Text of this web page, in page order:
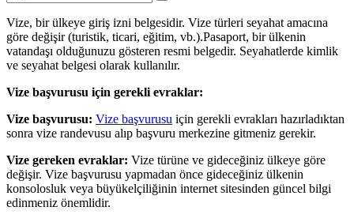
Vize, bir ülkeye giriş izni belgesidir. Vize türleri seyahat amacına
göre değişir (turistik, ticari, eğitim, vb.).Pasaport, bir ülkenin
vatandaşı olduğunuzu gösteren resmi belgedir. Seyahatlerde kimlik
ve seyahat belgesi olarak kullanılır.
Vize başvurusu için gerekli evraklar:
Vize başvurusu: Vize başvurusu için gerekli evrakları hazırladıktan
sonra vize randevusu alıp başvuru merkezine gitmeniz gerekir.
Vize gereken evraklar: Vize türüne ve gideceğiniz ülkeye göre
değişir. Vize başvurusu yapmadan önce gideceğiniz ülkenin
konsolosluk veya büyükelçiliğinin internet sitesinden güncel bilgi
edinmeniz önemlidir.